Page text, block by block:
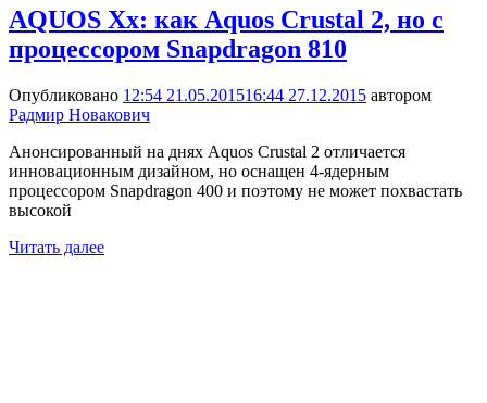
AQUOS Xx: как Aquos Crustal 2, но с
процессором Snapdragon 810
Опубликовано 12:54 21.05.201516:44 27.12.2015 автором
Радмир Новакович
Анонсированный на днях Aquos Crustal 2 отличается
инновационным дизайном, но оснащен 4-ядерным
процессором Snapdragon 400 и поэтому не может похвастать
высокой
Читать далее